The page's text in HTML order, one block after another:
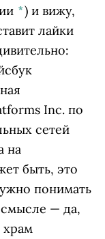
*) и вижу,
лайки
Inc. по
сетей
на
быть, это
понимать
— да,
храм